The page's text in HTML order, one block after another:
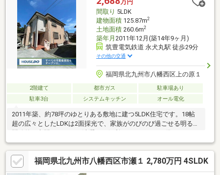
先を探しながら、ご自宅の売却が並行して行えます！
万円
間取り 5LDK
建物面積125.87m2
土地面積260.6m2
築年月 2011年12月(築14年9ヶ月)
筑豊電気鉄道 永犬丸駅 徒歩29分
その他の交通
福岡県北九州市八幡西区上の原１
2階建て 都市ガス
駐車場あり
駐車3台
システムキッチン オール電化
2011年築、約78坪のゆとりある敷地に建つ5LDK住宅です。18帖
超の広々としたLDKは2面採光で、家族がのびのび過ごせる明るく
開放的な空間。雨の日の洗濯にも便利なサンルームを備えていま
す。対面式キッチン、IHクッキングヒーター、浴室乾燥機、トイ
レ2か所など設備も充実。全居室収納に加え、ウォークインクロー
ゼットもあり、衣類や季節用品をすっきり整理できます。駐車は
普通車4台可能。上津役小学校徒歩7分、スーパー徒歩7分、コン
福岡県北九州市八幡西区市瀬１ 2,780万円 4SLDK